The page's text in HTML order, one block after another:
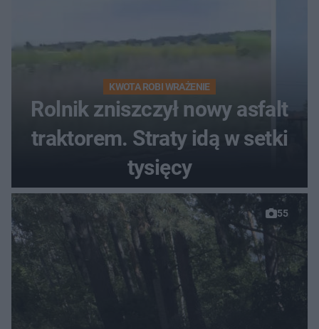
KWOTA ROBI WRAŻENIE
Rolnik zniszczył nowy asfalt
traktorem. Straty idą w setki
tysięcy
55